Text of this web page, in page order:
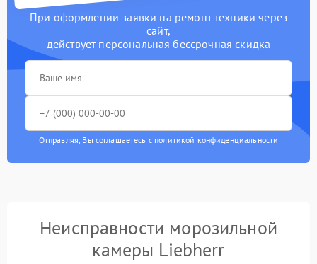
При оформлении заявки на ремонт техники через
сайт,
действует персональная бессрочная скидка
Отправляя, Вы соглашаетесь с политикой конфиденциальности
Неисправности морозильной
камеры Liebherr